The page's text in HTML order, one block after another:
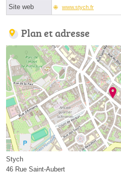
Site web www.stych.fr
Plan et adresse
Stych
46 Rue Saint-Aubert